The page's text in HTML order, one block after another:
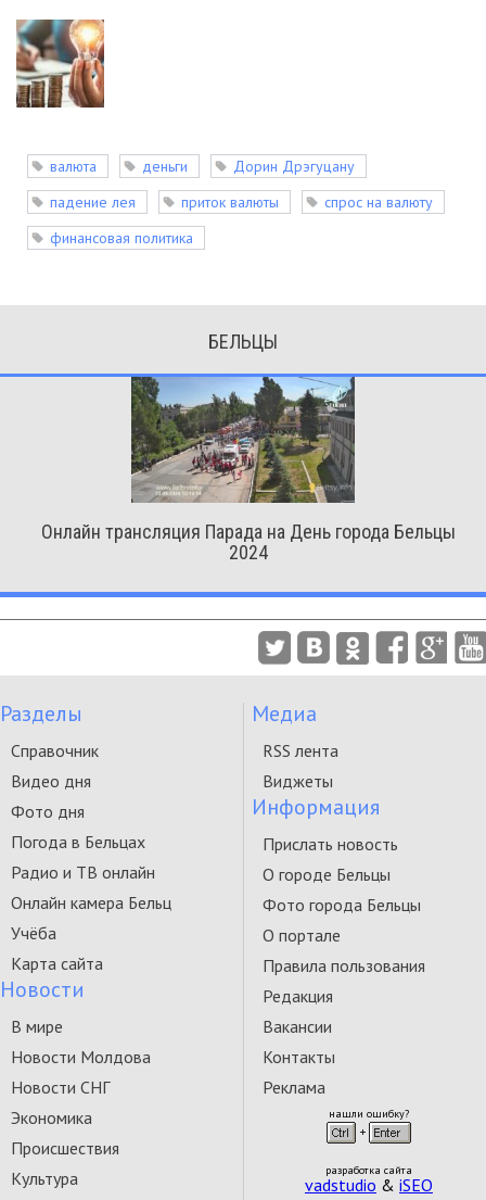
валюта деньги
Дорин Дрэгуцану
падение лея
приток валюты
спрос на валюту
финансовая политика
БЕЛЬЦЫ
Онлайн трансляция Парада на День города Бельцы
2024
Разделы
Справочник
Видео дня
Фото дня
Погода в Бельцах
Радио и ТВ онлайн
Онлайн камера Бельц
Учёба
Карта сайта
Новости
В мире
Новости Молдова
Новости СНГ
Экономика
Происшествия
Культура
Медиа
RSS лента
Виджеты
Информация
Прислать новость
О городе Бельцы
Фото города Бельцы
О портале
Правила пользования
Редакция
Вакансии
Контакты
Реклама
нашли ошибку?
разработка сайта
vadstudio & iSEO